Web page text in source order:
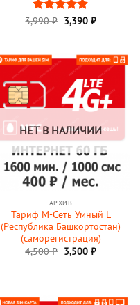
Оценка
3,990₽ 3,390 ₽
НЕТ В НАЛИЧИИ
АРХИВ
Тариф М-Сеть Умный L
(Республика Башкортостан)
(саморегистрация)
4,500₽ Первоначальная
цена
3,500 ₽Текущая